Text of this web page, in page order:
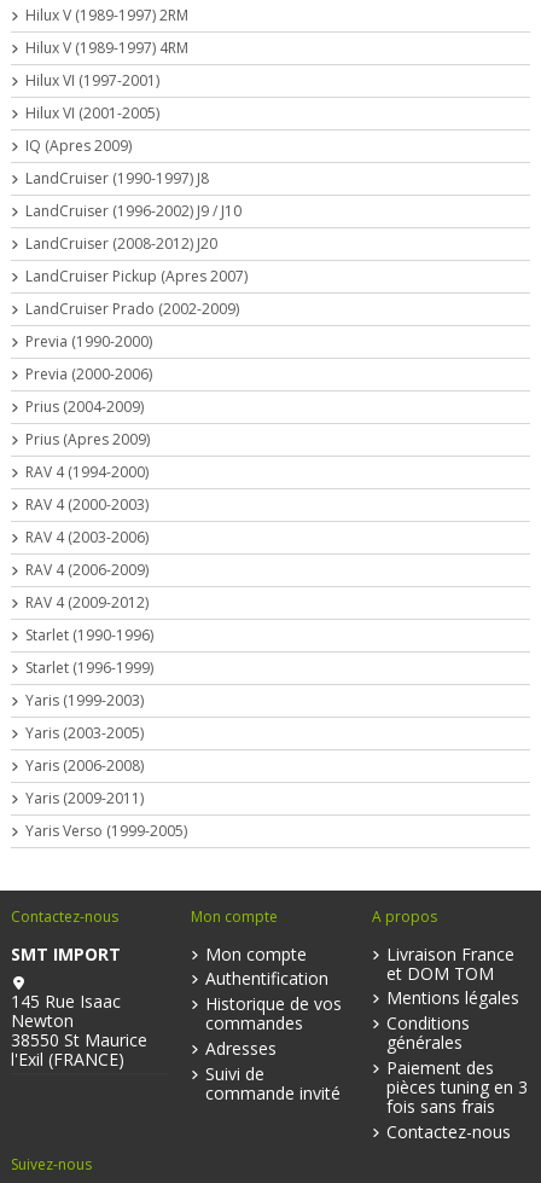
Hilux V (1989-1997) 2RM
Hilux V (1989-1997) 4RM
Hilux VI (1997-2001)
Hilux VI (2001-2005)
IQ (Apres 2009)
LandCruiser (1990-1997) J8
LandCruiser (1996-2002) J9 / J10
LandCruiser (2008-2012) J20
LandCruiser Pickup (Apres 2007)
LandCruiser Prado (2002-2009)
Previa (1990-2000)
Previa (2000-2006)
Prius (2004-2009)
Prius (Apres 2009)
RAV 4 (1994-2000)
RAV 4 (2000-2003)
RAV 4 (2003-2006)
RAV 4 (2006-2009)
RAV 4 (2009-2012)
Starlet (1990-1996)
Starlet (1996-1999)
Yaris (1999-2003)
Yaris (2003-2005)
Yaris (2006-2008)
Yaris (2009-2011)
Yaris Verso (1999-2005)
Contactez-nous
SMT IMPORT
145 Rue Isaac
Newton
38550 St Maurice
l'Exil (FRANCE)
Mon compte
Mon compte
Authentification
Historique de vos
commandes
Adresses
Suivi de
commande invité
A propos
Livraison France
et DOM TOM
Mentions légales
Conditions
générales
Paiement des
pièces tuning en 3
fois sans frais
Contactez-nous
Suivez-nous